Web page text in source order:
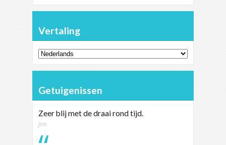
Vertaling
Getuigenissen
Zeer blij met de draai rond tijd.
Jim